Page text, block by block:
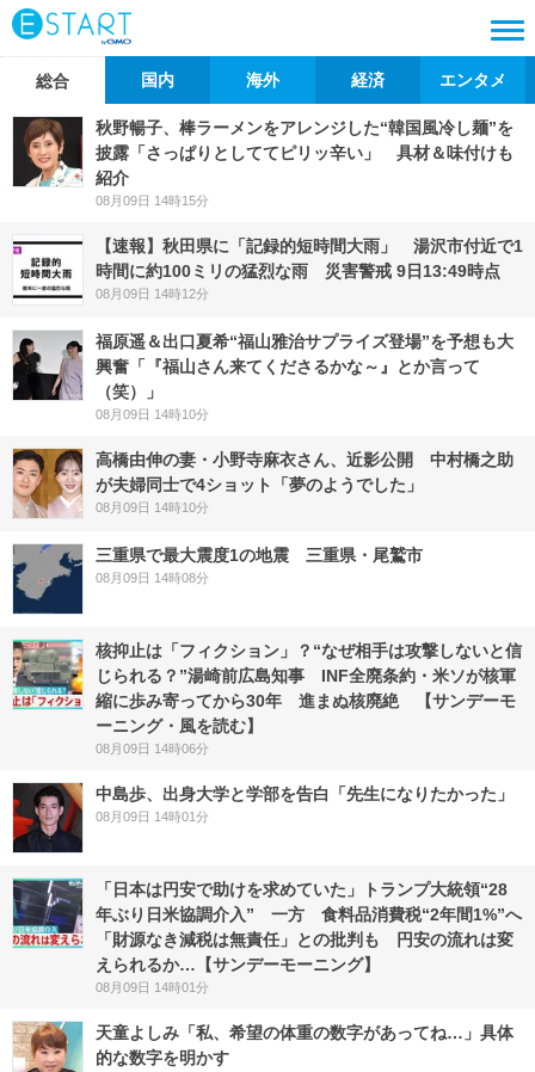
総合 国内 海外 経済 エンタメ
秋野暢子、棒ラーメンをアレンジした“韓国風冷し麺”を
披露「さっぱりとしててピリッ辛い」 具材＆味付けも
紹介
08月09日 14時15分
【速報】秋田県に「記録的短時間大雨」 湯沢市付近で1
時間に約100ミリの猛烈な雨 災害警戒 9日13:49時点
08月09日 14時12分
福原遥＆出口夏希“福山雅治サプライズ登場”を予想も大
興奮「『福山さん来てくださるかな～』とか言って
（笑）」
08月09日 14時10分
高橋由伸の妻・小野寺麻衣さん、近影公開 中村橋之助
が夫婦同士で4ショット「夢のようでした」
08月09日 14時10分
三重県で最大震度1の地震 三重県・尾鷲市
08月09日 14時08分
核抑止は「フィクション」？“なぜ相手は攻撃しないと信
じられる？”湯崎前広島知事 INF全廃条約・米ソが核軍
縮に歩み寄ってから30年 進まぬ核廃絶 【サンデーモ
ーニング・風を読む】
08月09日 14時06分
中島歩、出身大学と学部を告白「先生になりたかった」
08月09日 14時01分
「日本は円安で助けを求めていた」トランプ大統領“28
年ぶり日米協調介入” 一方 食料品消費税“2年間1%”へ
「財源なき減税は無責任」との批判も 円安の流れは変
えられるか…【サンデーモーニング】
08月09日 14時01分
天童よしみ「私、希望の体重の数字があってね…」具体
的な数字を明かす